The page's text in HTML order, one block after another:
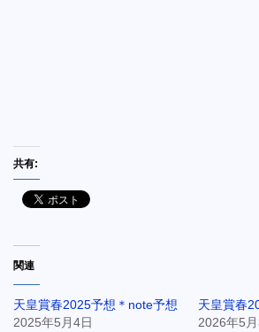
共有:
関連
天皇賞春2025予想＊note予想
2025年5月4日
天皇賞春
2026年5